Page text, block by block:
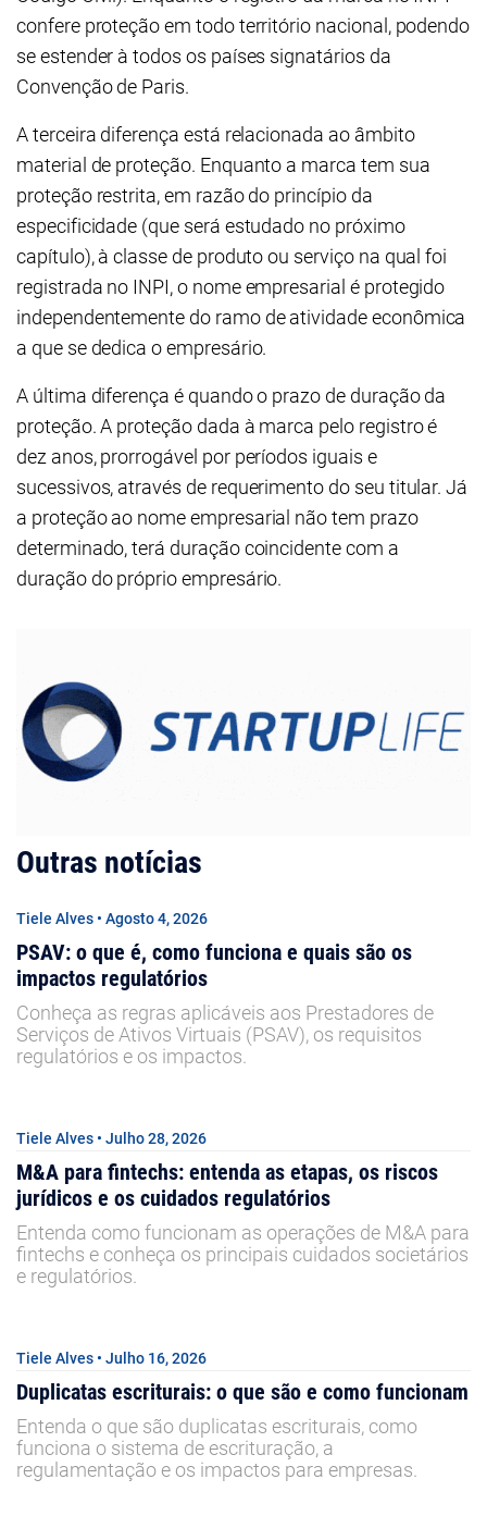
confere proteção em todo território nacional, podendo
se estender à todos os países signatários da
Convenção de Paris.
A terceira diferença está relacionada ao âmbito
material de proteção. Enquanto a marca tem sua
proteção restrita, em razão do princípio da
especificidade (que será estudado no próximo
capítulo), à classe de produto ou serviço na qual foi
registrada no INPI, o nome empresarial é protegido
independentemente do ramo de atividade econômica
a que se dedica o empresário.
A última diferença é quando o prazo de duração da
proteção. A proteção dada à marca pelo registro é
dez anos, prorrogável por períodos iguais e
sucessivos, através de requerimento do seu titular. Já
a proteção ao nome empresarial não tem prazo
determinado, terá duração coincidente com a
duração do próprio empresário.
Outras notícias
Tiele Alves • Agosto 4, 2026
PSAV: o que é, como funciona e quais são os
impactos regulatórios
Conheça as regras aplicáveis aos Prestadores de
Serviços de Ativos Virtuais (PSAV), os requisitos
regulatórios e os impactos.
Tiele Alves • Julho 28, 2026
M&A para fintechs: entenda as etapas, os riscos
jurídicos e os cuidados regulatórios
Entenda como funcionam as operações de M&A para
fintechs e conheça os principais cuidados societários
e regulatórios.
Tiele Alves • Julho 16, 2026
Duplicatas escriturais: o que são e como funcionam
Entenda o que são duplicatas escriturais, como
funciona o sistema de escrituração, a
regulamentação e os impactos para empresas.